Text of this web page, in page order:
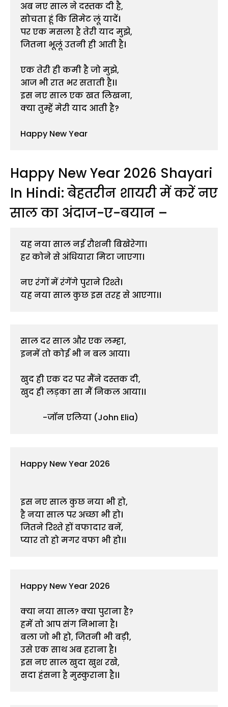
अब नए साल ने दस्तक दी है,
सोचता हूं कि सिमेट लूं यादें।
पर एक मसला है तेरी याद मुझे,
जितना भूलूं उतनी ही आती है।
एक तेरी ही कमी है जो मुझे,
आज भी रात भर सताती है।।
इस नए साल एक खत लिखना,
क्या तुम्हें मेरी याद आती है?
Happy New Year
Happy New Year 2026 Shayari
In Hindi: बेहतरीन शायरी में करें नए
साल का अंदाज-ए-बयान –
यह नया साल नई रौशनी बिखेरेगा।
हर कोने से अंधियारा मिटा जाएगा।
नए रंगों में रंगेंगे पुराने रिश्ते।
यह नया साल कुछ इस तरह से आएगा।।
साल दर साल और एक लम्हा,
इनमें तो कोई भी न बल आया।
खुद ही एक दर पर मैंने दस्तक दी,
खुद ही लड़का सा मैं निकल आया।।
           -जॉन एलिया (John Elia)
Happy New Year 2026
इस नए साल कुछ नया भी हो,
है नया साल पर अच्छा भी हो।
जितने रिश्ते हों वफादार बनें,
प्यार तो हो मगर वफा भी हो।।
Happy New Year 2026
क्या नया साल? क्या पुराना है?
हमें तो आप संग निभाना है।
बला जो भी हो, जितनी भी बड़ी,
उसे एक साथ अब हराना है।
इस नए साल खुदा खुश रखे,
सदा हंसना है मुस्कुराना है।।